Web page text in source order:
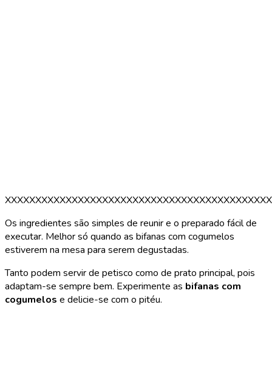
Os ingredientes são simples de reunir e o preparado fácil de
executar. Melhor só quando as bifanas com cogumelos
estiverem na mesa para serem degustadas.
Tanto podem servir de petisco como de prato principal, pois
adaptam-se sempre bem. Experimente as bifanas com
cogumelos e delicie-se com o pitéu.